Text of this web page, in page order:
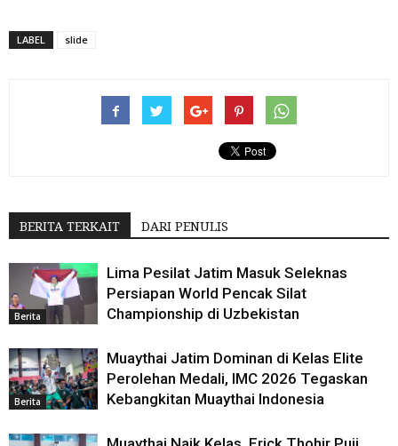
LABEL slide
BERITA TERKAIT DARI PENULIS
Berita
Lima Pesilat Jatim Masuk Seleknas
Persiapan World Pencak Silat
Championship di Uzbekistan
Berita
Muaythai Jatim Dominan di Kelas Elite
Perolehan Medali, IMC 2026 Tegaskan
Kebangkitan Muaythai Indonesia